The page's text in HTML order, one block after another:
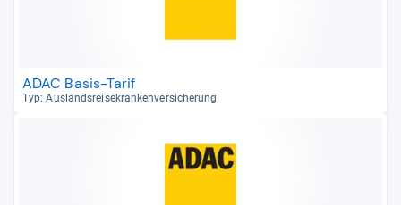
ADAC Basis-Tarif
Typ: Aus­lands­rei­se­kran­ken­ver­si­che­rung